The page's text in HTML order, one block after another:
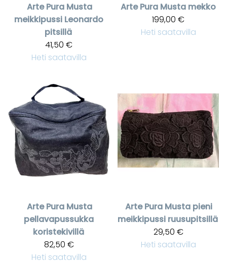
Arte Pura Musta
meikkipussi Leonardo
pitsillä
41,50 €
Heti saatavilla
Arte Pura Musta mekko
199,00 €
Heti saatavilla
Arte Pura Musta
pellavapussukka
koristekivillä
82,50 €
Heti saatavilla
Arte Pura Musta pieni
meikkipussi ruusupitsillä
29,50 €
Heti saatavilla